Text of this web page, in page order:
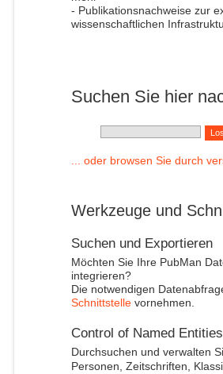
- Publikationsnachweise zur
wissenschaftlichen
Suchen Sie hier
... oder browsen Sie durch
Werkzeuge und
Suchen und Exportieren
Möchten Sie Ihre PubMan
integrieren?
Die notwendigen
Schnittstellevornehmen.
Control of Named
Durchsuchen und verwalten
Personen, Zeitschriften,